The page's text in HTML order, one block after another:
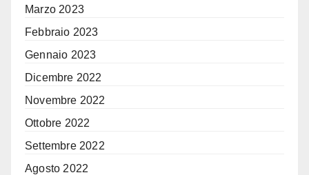
Marzo 2023
Febbraio 2023
Gennaio 2023
Dicembre 2022
Novembre 2022
Ottobre 2022
Settembre 2022
Agosto 2022